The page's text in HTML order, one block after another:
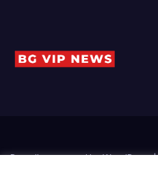
Proudly powered by WordPress|